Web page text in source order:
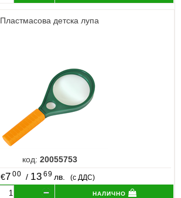
Пластмасова детска лупа
код: 20055753
€7 00 / 13 69 лв. (с ДДС)
налично